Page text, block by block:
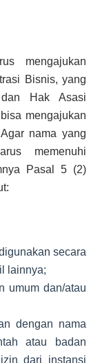
mengajukan
Bisnis, yang
Hak Asasi
mengajukan
nama yang
memenuhi
Pasal 5 (2)
secara
lainnya;
umum dan/atau
dengan nama
atau badan
dari instansi